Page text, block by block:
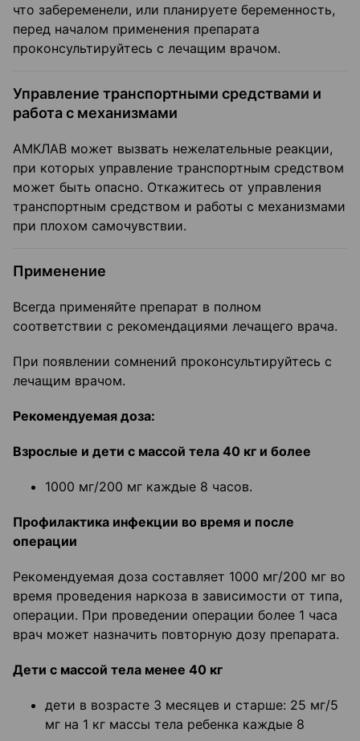
что забеременели, или планируете беременность,
перед началом применения препарата
проконсультируйтесь с лечащим врачом.
Управление транспортными средствами и
работа с механизмами
АМКЛАВ может вызвать нежелательные реакции,
при которых управление транспортным средством
может быть опасно. Откажитесь от управления
транспортным средством и работы с механизмами
при плохом самочувствии.
Применение
Всегда применяйте препарат в полном
соответствии с рекомендациями лечащего врача.
При появлении сомнений проконсультируйтесь с
лечащим врачом.
Рекомендуемая доза:
Взрослые и дети с массой тела 40 кг и более
1000 мг/200 мг каждые 8 часов.
Профилактика инфекции во время и после
операции
Рекомендуемая доза составляет 1000 мг/200 мг во
время проведения наркоза в зависимости от типа,
операции. При проведении операции более 1 часа
врач может назначить повторную дозу препарата.
Дети с массой тела менее 40 кг
дети в возрасте 3 месяцев и старше: 25 мг/5
мг на 1 кг массы тела ребенка каждые 8